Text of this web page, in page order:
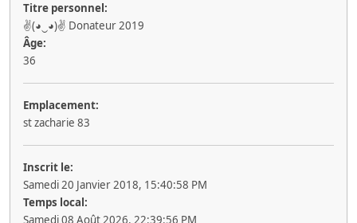
Titre personnel:
✌(◕‿◕)✌ Donateur 2019
Âge:
36
Emplacement:
st zacharie 83
Inscrit le:
Samedi 20 Janvier 2018, 15:40:58 PM
Temps local: